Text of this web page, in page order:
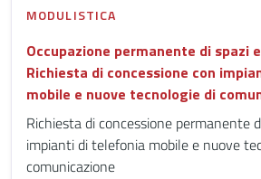
MODULISTICA
Occupazione permanente di spazi
Richiesta di concessione con
mobile e nuove tecnologie di
Richiesta di concessione permanente
impianti di telefonia mobile e nuove
comunicazione